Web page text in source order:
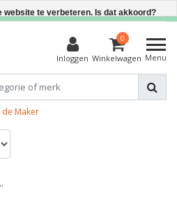
leverbaar
Inloggen
0
Winkelwagen Menu
de Maker
website te verbeteren. Is dat akkoord?
over cookies »